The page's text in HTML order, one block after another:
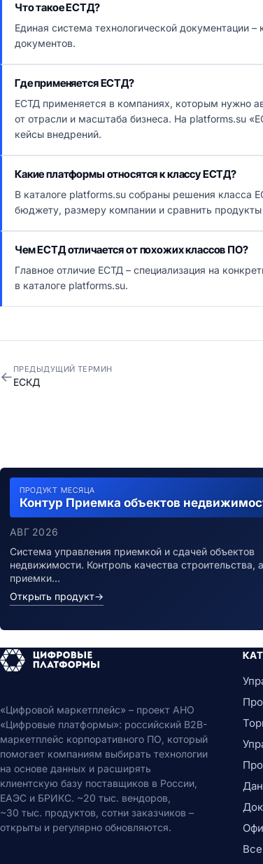
Что такое ЕСТД?
Единая система технологической документации
документов.
Где применяется ЕСТД?
ЕСТД применяется в компаниях, которым нужно
от отрасли и масштаба бизнеса. На platforms.su
кейсы внедрений.
Какие платформы относятся к классу ЕСТД?
В каталоге platforms.su собраны решения класса
бюджету, размеру компании и сравнить
Чем ЕСТД отличается от похожих классов ПО?
Главное отличие ЕСТД – специализация на
в каталоге platforms.su.
← ПРЕДЫДУЩИЙ ТЕРМИН
ЕСКД
ПРОДУКТ МЕСЯЦА
Контур Приемка объектов
АВГ 2026
Система управления приемкой и сдачей объектов
недвижимости. Контроль качества строительства,
приемки…
Открыть продукт→
«Цифровой маркетплейс» – проект АНО
«Цифровые платформы»: российский B2B-
маркетплейс корпоративного ПО, который
помогает компаниям выбирать технологии
на основе данных и расширять
клиентскую базу поставщиков в России,
ЕАЭС и БРИКС. ~20 тыс. вендоров,
~30 тыс. продуктов, сотни заказчиков –
открыты и регулярно обновляются.